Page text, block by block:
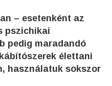
– esetenként az
pszichikai
pedig maradandó
élettani
használatuk sokszor